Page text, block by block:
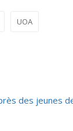
UOA
des jeunes